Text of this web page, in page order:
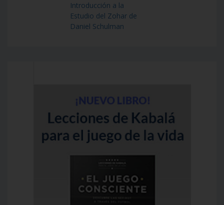
Introducción a la
Estudio del Zohar de
Daniel Schulman